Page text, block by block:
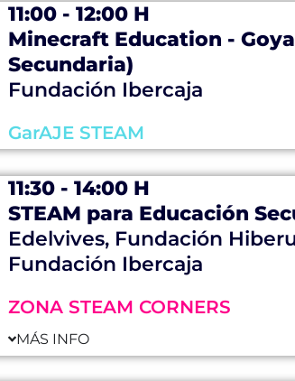
11:00 - 12:00 H
Minecraft Education -
Secundaria)
Fundación Ibercaja
GarAJE STEAM
11:30 - 14:00 H
STEAM para Educación
Edelvives, Fundación
Fundación Ibercaja
ZONA STEAM CORNERS
MÁS INFO